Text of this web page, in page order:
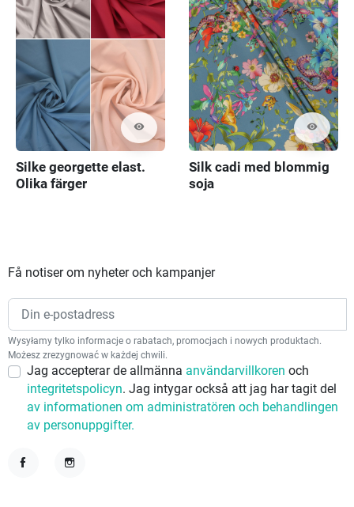
visibility
Silke georgette elast.
Olika färger
visibility
Silk cadi med blommig
soja
Få notiser om nyheter och kampanjer
Wysyłamy tylko informacje o rabatach, promocjach i nowych produktach.
Możesz zrezygnować w każdej chwili.
Jag accepterar de allmänna användarvillkoren och
integritetspolicyn. Jag intygar också att jag har tagit del
av informationen om administratören och behandlingen
av personuppgifter.